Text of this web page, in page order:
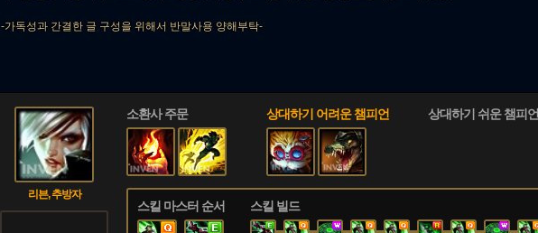
-가독성과 간결한 글 구성을 위해서 반말사용 양해부탁-
리븐, 추방자
소환사 주문 상대하기 어려운 챔피언 상대하기 쉬운 챔피언
스킬 마스터 순서 스킬 빌드